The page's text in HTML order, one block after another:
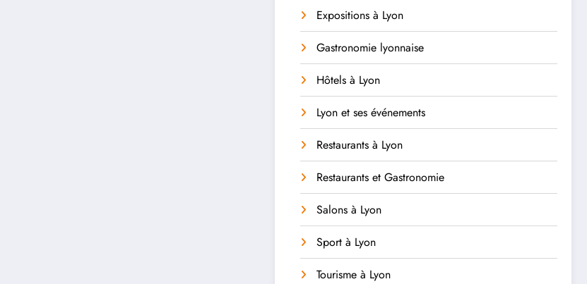
Expositions à Lyon
Gastronomie lyonnaise
Hôtels à Lyon
Lyon et ses événements
Restaurants à Lyon
Restaurants et Gastronomie
Salons à Lyon
Sport à Lyon
Tourisme à Lyon